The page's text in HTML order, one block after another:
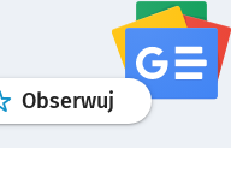
Obserwuj profil